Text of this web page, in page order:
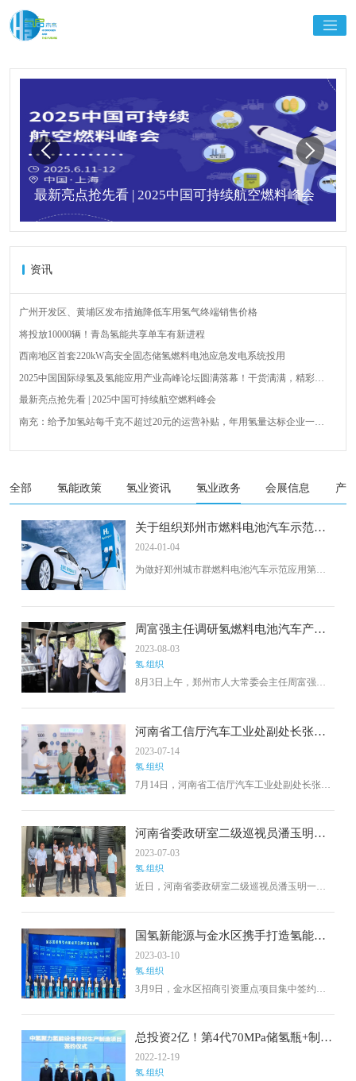
最新亮点抢先看 | 2025中国可持续航空燃料峰会
资讯
广州开发区、黄埔区发布措施降低车用氢气终端销售价格
将投放10000辆！青岛氢能共享单车有新进程
西南地区首套220kW高安全固态储氢燃料电池应急发电系统投用
2025中国国际绿氢及氢能应用产业高峰论坛圆满落幕！干货满满，精彩瞬
间不容错过！
最新亮点抢先看 | 2025中国可持续航空燃料峰会
南充：给予加氢站每千克不超过20元的运营补贴，年用氢量达标企业一次
成果验收工作会议在呼伦贝尔举行
新疆俊瑞温宿规模化制绿氢项目开工仪式在温宿县成功举办
产业发展举办交流会
全部 氢能政策 氢业资讯 氢业政务 会展信息 产
关于组织郑州市燃料电池汽车示范应
用第二年度中央奖励资金申报工作的
2024-01-04
为做好郑州城市群燃料电池汽车示范应用第二
一批燃料电池汽车示范应用工作的通知》（财
资金对燃料电池汽车示范应用的促进作用和导
向作用，切实推进郑州市氢燃料汽车产业高质
量发展，郑州市工信局、郑州市财政局决定组
中央奖励资金申报工作。
周富强主任调研氢燃料电池汽车产业
链情况
2023-08-03
氢.组织
8月3日上午，郑州市人大常委会主任周富强带
料电池汽车产业链工作开展情况。市人大常委
会副主任宋洁参加。在宇通试验中心，周富强
参观电机电控、燃料电池、动力节能等试验
室，听取宇通氢燃料电池整车技术研发、产品
布局、市场推广等情况介绍，了解氢燃料电池
汽车应用示范工作中存在的困难和问题。
河南省工信厅汽车工业处副处长张玉
栋一行莅临氢沄新能源调研
2023-07-14
氢.组织
7月14日，河南省工信厅汽车工业处副处长张玉
研。期间，专程来到氢沄（河南）新能源科技
有限公司调研洛阳市燃料电池相关产业发展情
况，洛阳市工信局副局长卫树红等领导陪同调
研。未来，氢沄新能源将继续坚持以科技创新
为驱动，进一步加强技术研发，实现技术突
破，提高核心竞争力，为洛阳的氢能产业发展
战略目标实现。
河南省委政研室二级巡视员潘玉明一
行调研新乡骥翀
2023-07-03
氢.组织
近日，河南省委政研室二级巡视员潘玉明一
下，莅临新乡骥翀氢能科技有限公司开展氢能
产业发展情况专题调研工作。新乡骥翀副总经
理刘国锋接待来访。潘玉明巡视员对骥翀的燃
料电池产线设备产生了浓厚兴趣，双方就氢能
未来发展趋势进行了讨论。潘玉明巡视员高度
赞赏骥翀氢能金属板电堆的性能优势及装备技
国氢新能源与金水区携手打造氢能零
碳示范区
2023-03-10
氢.组织
3月9日，金水区招商引资重点项目集中签约活
主题下，深圳国氢新能源科技有限公司创始人
王成林应邀出席活动。活动现场，金水区区委
书记张红伟强调，金水区是郑州国家中心城市
的中心城区和承载省会政治功能的核心区，在
地理位置、人口规模、消费流通、功能配套、
总投资2亿！第4代70MPa储氢瓶+制氢
产线！登封签约氢能产业项目
2022-12-19
氢.组织